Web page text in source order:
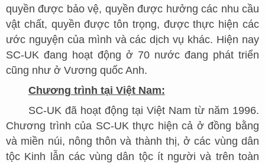
quyền được bảo vệ, quyền được hưởng các nhu cầu
vật chất, quyền được tôn trọng, được thực hiện các
ước nguyện của mình và các dịch vụ khác. Hiện nay
SC-UK đang hoạt động ở 70 nước đang phát triển
cũng như ở Vương quốc Anh.
Chương trình tại Việt Nam:
SC-UK đã hoạt động tại Việt Nam từ năm 1996.
Chương trình của SC-UK thực hiện cả ở đồng bằng
và miền núi, nông thôn và thành thị, ở các vùng dân
tộc Kinh lẫn các vùng dân tộc ít người và trên toàn